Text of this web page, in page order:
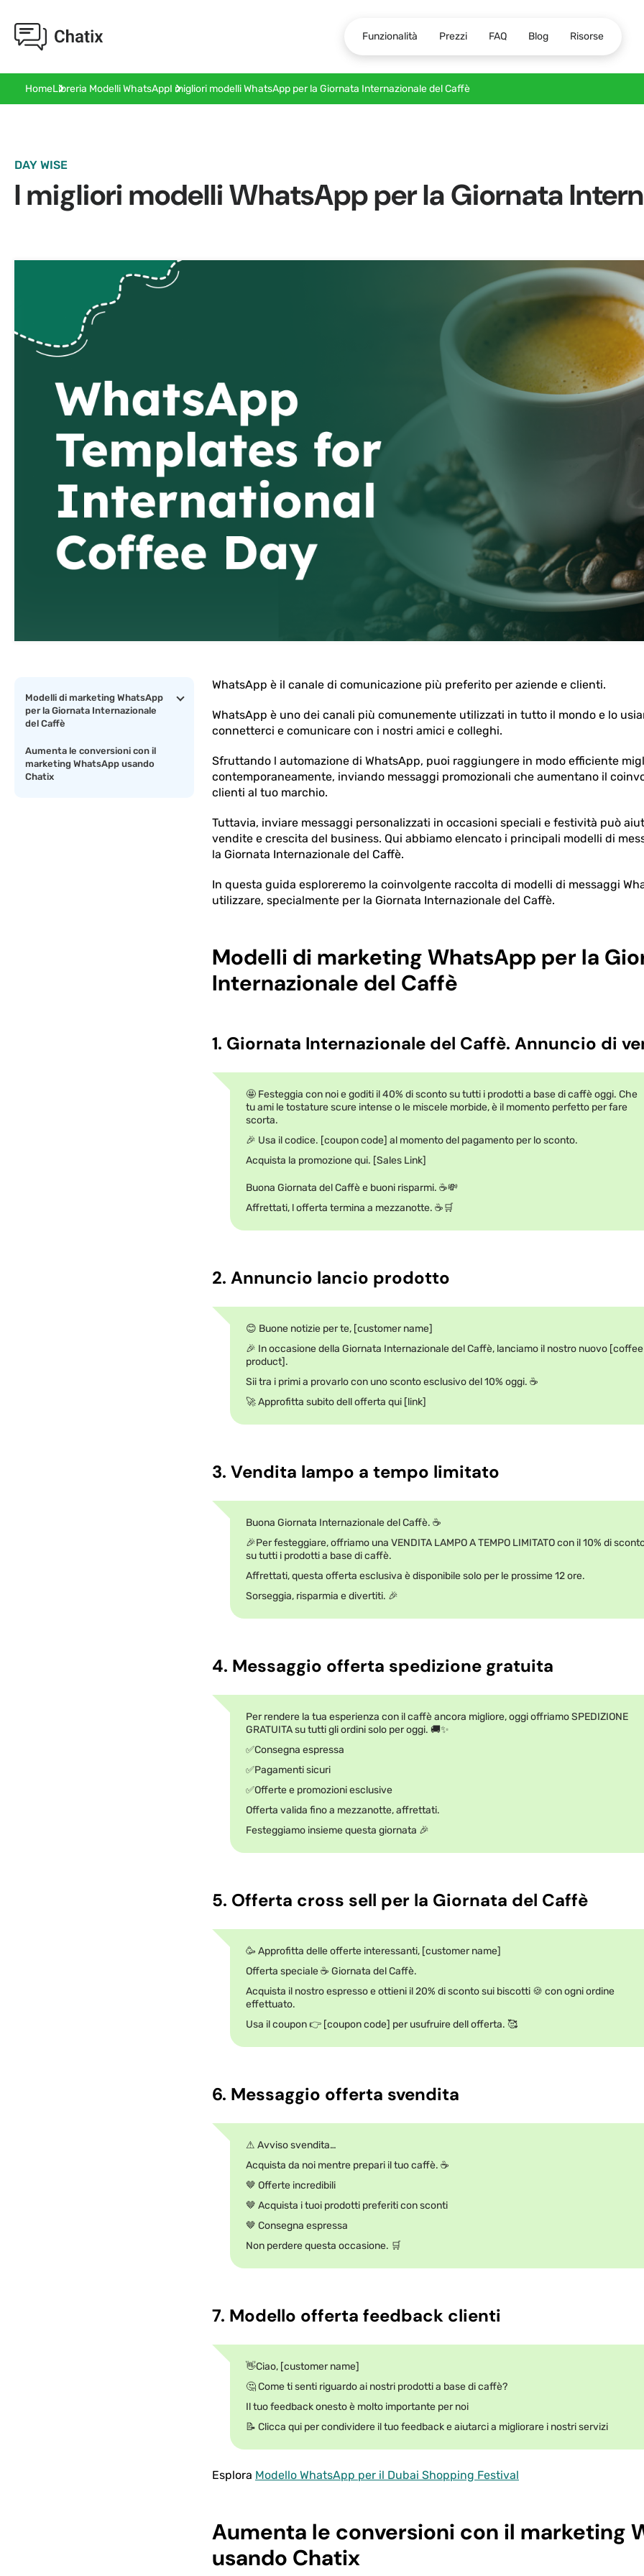
Funzionalità Prezzi FAQ Blog Risorse
HomeLibreria Modelli WhatsAppI migliori modelli WhatsApp per la Giornata Internazionale del Caffè
DAY WISE
I migliori modelli WhatsApp per la Giornata
Modelli di marketing WhatsApp
per la Giornata Internazionale
del Caffè
Aumenta le conversioni con il
marketing WhatsApp usando
Chatix
WhatsApp è il canale di comunicazione più preferito per aziende e clienti.
WhatsApp è uno dei canali più comunemente utilizzati in tutto il mondo e lo
connetterci e comunicare con i nostri amici e colleghi.
Sfruttando l automazione di WhatsApp, puoi raggiungere in modo efficiente
contemporaneamente, inviando messaggi promozionali che aumentano il
clienti al tuo marchio.
Tuttavia, inviare messaggi personalizzati in occasioni speciali e festività può
vendite e crescita del business. Qui abbiamo elencato i principali modelli di
la Giornata Internazionale del Caffè.
In questa guida esploreremo la coinvolgente raccolta di modelli di messaggi
utilizzare, specialmente per la Giornata Internazionale del Caffè.
Modelli di marketing WhatsApp per la
Internazionale del Caffè
1. Giornata Internazionale del Caffè. Annuncio di
🤩 Festeggia con noi e goditi il 40% di sconto su tutti i prodotti a base di caffè oggi. Che
tu ami le tostature scure intense o le miscele morbide, è il momento perfetto per fare
scorta.
🎉 Usa il codice. [coupon code] al momento del pagamento per lo sconto.
Acquista la promozione qui. [Sales Link]
Buona Giornata del Caffè e buoni risparmi. ☕💸
Affrettati, l offerta termina a mezzanotte. ☕🛒
2. Annuncio lancio prodotto
😊 Buone notizie per te, [customer name]
🎉 In occasione della Giornata Internazionale del Caffè, lanciamo il nostro nuovo [coffee
product].
Sii tra i primi a provarlo con uno sconto esclusivo del 10% oggi. ☕
🚀 Approfitta subito dell offerta qui [link]
3. Vendita lampo a tempo limitato
Buona Giornata Internazionale del Caffè. ☕
🎉Per festeggiare, offriamo una VENDITA LAMPO A TEMPO LIMITATO con il 10% di
su tutti i prodotti a base di caffè.
Affrettati, questa offerta esclusiva è disponibile solo per le prossime 12 ore.
Sorseggia, risparmia e divertiti. 🎉
4. Messaggio offerta spedizione gratuita
Per rendere la tua esperienza con il caffè ancora migliore, oggi offriamo SPEDIZIONE
GRATUITA su tutti gli ordini solo per oggi. 🚚✨
✅Consegna espressa
✅Pagamenti sicuri
✅Offerte e promozioni esclusive
Offerta valida fino a mezzanotte, affrettati.
Festeggiamo insieme questa giornata 🎉
5. Offerta cross sell per la Giornata del Caffè
🥳 Approfitta delle offerte interessanti, [customer name]
Offerta speciale ☕ Giornata del Caffè.
Acquista il nostro espresso e ottieni il 20% di sconto sui biscotti 🍪 con ogni ordine
effettuato.
Usa il coupon 👉 [coupon code] per usufruire dell offerta. 🥰
6. Messaggio offerta svendita
⚠ Avviso svendita…
Acquista da noi mentre prepari il tuo caffè. ☕
🤎 Offerte incredibili
🤎 Acquista i tuoi prodotti preferiti con sconti
🤎 Consegna espressa
Non perdere questa occasione. 🛒
7. Modello offerta feedback clienti
👋Ciao, [customer name]
🤔 Come ti senti riguardo ai nostri prodotti a base di caffè?
Il tuo feedback onesto è molto importante per noi
📝 Clicca qui per condividere il tuo feedback e aiutarci a migliorare i nostri servizi
Esplora Modello WhatsApp per il Dubai Shopping Festival
Aumenta le conversioni con il marketing
usando Chatix